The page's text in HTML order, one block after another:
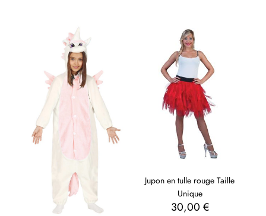
Jupon en tulle rouge Taille
Unique
30,00 €